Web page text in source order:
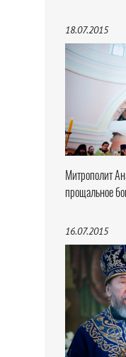
18.07.2015
Митрополит
прощальное
16.07.2015